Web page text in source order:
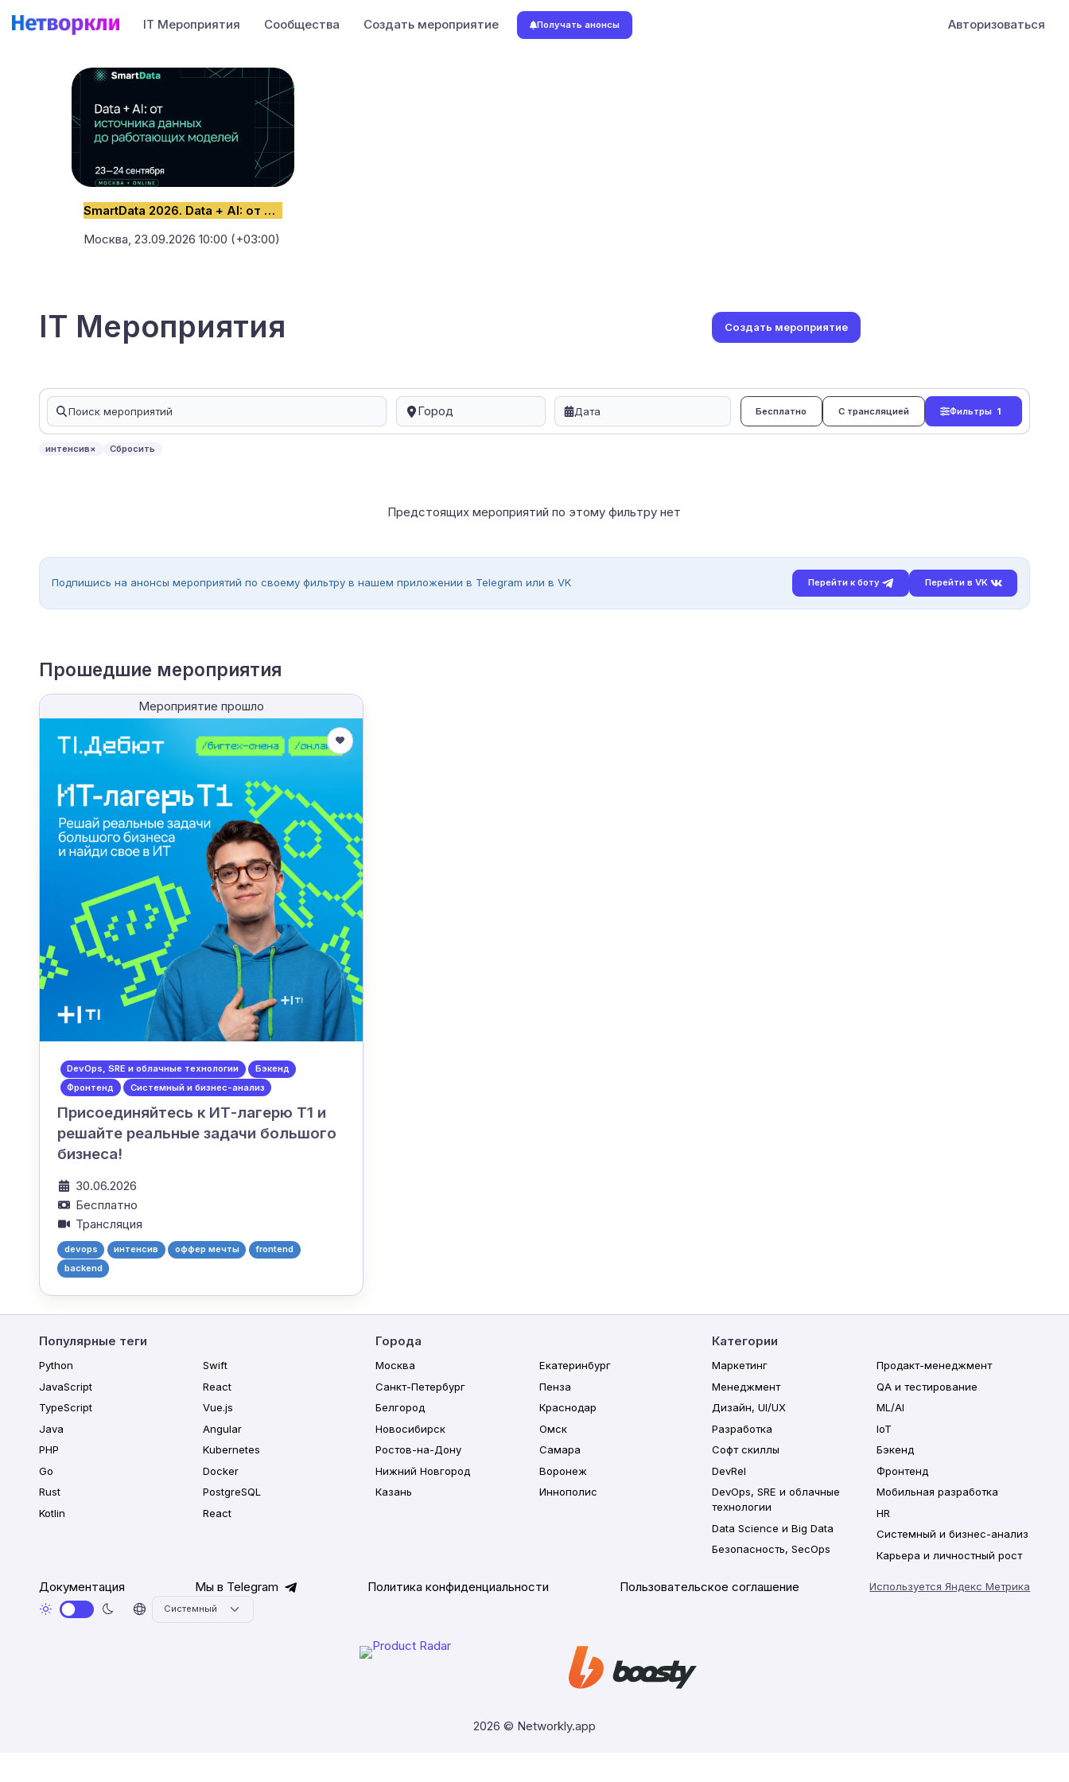
IT Мероприятия Сообщества Создать мероприятие Получать анонсы Авторизоваться
SmartData 2026. Data + AI: от источника данных до работающих моделей
Москва, 23.09.2026 10:00 (+03:00)
IT Мероприятия Создать мероприятие
Город Бесплатно С трансляцией Фильтры 1
интенсив× Сбросить
Предстоящих мероприятий по этому фильтру нет
Подпишись на анонсы мероприятий по своему фильтру в нашем приложении в Telegram или в VK Перейти к боту Перейти в VK
Прошедшие мероприятия
Мероприятие прошло
DevOps, SRE и облачные технологии
Бэкенд
Фронтенд
Системный и бизнес-анализ
Присоединяйтесь к ИТ-лагерю Т1 и
решайте реальные задачи большого
бизнеса!
30.06.2026
Бесплатно
Трансляция
devops интенсив оффер мечты
frontend
backend
Популярные теги
Python
JavaScript
TypeScript
Java
PHP
Go
Rust
Kotlin
Swift
React
Vue.js
Angular
Kubernetes
Docker
PostgreSQL
React
Города
Москва
Санкт-Петербург
Белгород
Новосибирск
Ростов-на-Дону
Нижний Новгород
Казань
Екатеринбург
Пенза
Краснодар
Омск
Самара
Воронеж
Иннополис
Категории
Маркетинг
Менеджмент
Дизайн, UI/UX
Разработка
Софт скиллы
DevRel
DevOps, SRE и облачные
технологии
Data Science и Big Data
Безопасность, SecOps
Продакт-менеджмент
QA и тестирование
ML/AI
IoT
Бэкенд
Фронтенд
Мобильная разработка
HR
Системный и бизнес-анализ
Карьера и личностный рост
Документация Мы в Telegram Политика конфиденциальности Пользовательское соглашение Используется Яндекс Метрика
2026 © Networkly.app